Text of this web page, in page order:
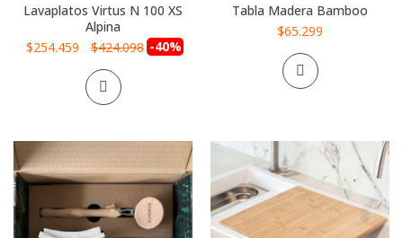
Lavaplatos Virtus N 100 XS
Alpina
-40%
Precio
$254.459 $424.098
Tabla Madera Bamboo
$65.299